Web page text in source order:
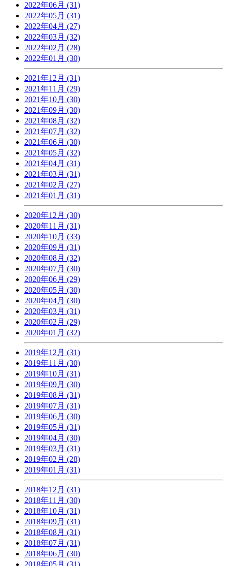
2022年06月 (31)
2022年05月 (31)
2022年04月 (27)
2022年03月 (32)
2022年02月 (28)
2022年01月 (30)
2021年12月 (31)
2021年11月 (29)
2021年10月 (30)
2021年09月 (30)
2021年08月 (32)
2021年07月 (32)
2021年06月 (30)
2021年05月 (32)
2021年04月 (31)
2021年03月 (31)
2021年02月 (27)
2021年01月 (31)
2020年12月 (30)
2020年11月 (31)
2020年10月 (33)
2020年09月 (31)
2020年08月 (32)
2020年07月 (30)
2020年06月 (29)
2020年05月 (30)
2020年04月 (30)
2020年03月 (31)
2020年02月 (29)
2020年01月 (32)
2019年12月 (31)
2019年11月 (30)
2019年10月 (31)
2019年09月 (30)
2019年08月 (31)
2019年07月 (31)
2019年06月 (30)
2019年05月 (31)
2019年04月 (30)
2019年03月 (31)
2019年02月 (28)
2019年01月 (31)
2018年12月 (31)
2018年11月 (30)
2018年10月 (31)
2018年09月 (31)
2018年08月 (31)
2018年07月 (31)
2018年06月 (30)